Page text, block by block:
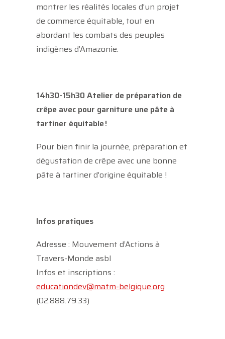
montrer les réalités locales d’un projet
de commerce équitable, tout en
abordant les combats des peuples
indigènes d’Amazonie.
14h30-15h30 Atelier de préparation de
crêpe avec pour garniture une pâte à
tartiner équitable !
Pour bien finir la journée, préparation et
dégustation de crêpe avec une bonne
pâte à tartiner d’origine équitable !
Infos pratiques
Adresse : Mouvement d’Actions à
Travers-Monde asbl
Infos et inscriptions :
educationdev@matm-belgique.org
(02.888.79.33)